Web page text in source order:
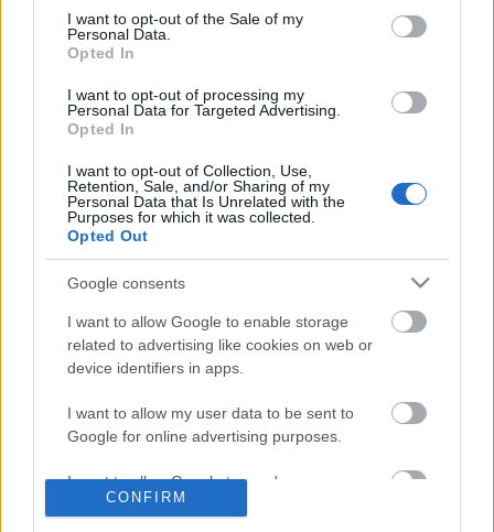
consent section.
I want to opt-out of the Sale of my
Personal Data.
Opted In
I want to opt-out of processing my
Personal Data for Targeted Advertising.
Opted In
I want to opt-out of Collection, Use,
Retention, Sale, and/or Sharing of my
Personal Data that Is Unrelated with the
Purposes for which it was collected.
Opted Out
Google consents
I want to allow Google to enable storage
related to advertising like cookies on web or
device identifiers in apps.
I want to allow my user data to be sent to
Google for online advertising purposes.
I want to allow Google to send me
personalized advertising.
CONFIRM
(Bartus László újságíró, Amerikai Népszava, 2026.
május 29.)
Ajánlott bejegyzések:
Tíz mondat Erdélyről